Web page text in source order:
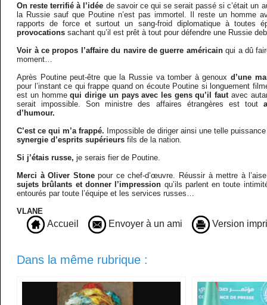
On reste terrifié à l’idée de savoir ce qui se serait passé si c’était un
la Russie sauf que Poutine n’est pas immortel. Il reste un homme
rapports de force et surtout un sang-froid diplomatique à toutes
provocationssachant qu’il est prêt à tout pour défendre une Russie
Voir à ce propos l’affaire du navire de guerre américainqui a dû
moment…
Après Poutine peut-être que la Russie va tomber à genouxd’une
pour l’instant ce qui frappe quand on écoute Poutine si longuement
est un hommequi dirige un pays avec les gens qu’il faut avec
serait impossible. Son ministre des affaires étrangères est tout
d’humour.
C’est ce qui m’a frappé. Impossible de diriger ainsi une telle
synergie d’esprits supérieurs fils de la nation.
Si j’étais russe,je serais fier de Poutine.
Merci à Oliver Stonepour ce chef-d’œuvre. Réussir à mettre à
sujets brûlants et donner l’impression qu’ils parlent en toute
entourés par toute l’équipe et les services russes…
VLANE
Accueil Envoyer à un ami Version
Dans la même rubrique :